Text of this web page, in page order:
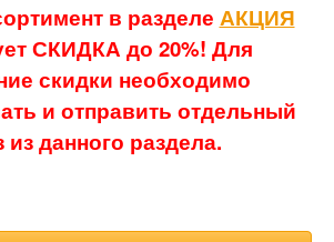
в разделе АКЦИЯ
СКИДКА до 20%! Для
скидки необходимо
и отправить отдельный
из данного раздела.